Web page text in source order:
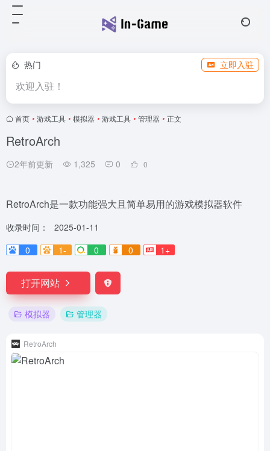
热门 立即入驻
欢迎入驻！
首页 • 游戏工具 • 模拟器 • 游戏工具 • 管理器 • 正文
RetroArch
2年前更新 1,325 0 0
RetroArch是一款功能强大且简单易用的游戏模拟器软件
收录时间：
2025-01-11
0
1- 0 0 1+
打开网站
模拟器 管理器
RetroArch